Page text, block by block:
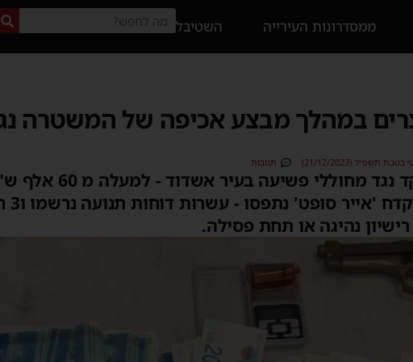
ממסדרונות העירייה השטיבל
במהלך מבצע אכיפה של המשטרה
ט׳ בטבת תשפ״ד (21/12/2023) תגובות
מבצע אכיפה ממוקד
נהיגה או תחת פסילה.